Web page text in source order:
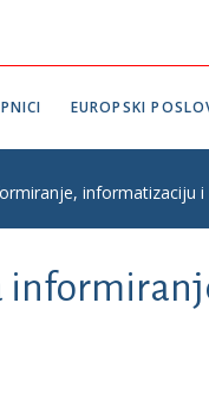
EUROPSKI
informatizaciju i